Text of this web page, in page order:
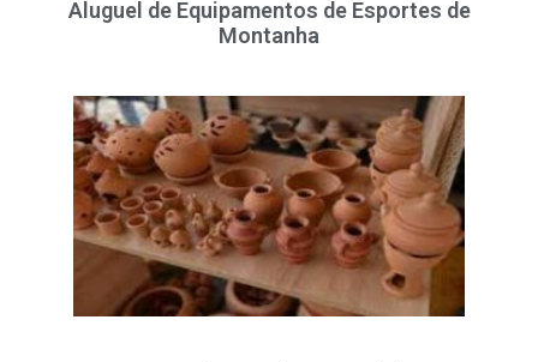
Aluguel de Equipamentos de Esportes de
Montanha